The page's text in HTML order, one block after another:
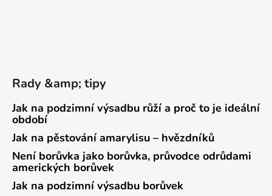
Rady &amp; tipy
Jak na podzimní výsadbu růží a proč to je ideální
období
Jak na pěstování amarylisu – hvězdníků
Není borůvka jako borůvka, průvodce odrůdami
amerických borůvek
Jak na podzimní výsadbu borůvek